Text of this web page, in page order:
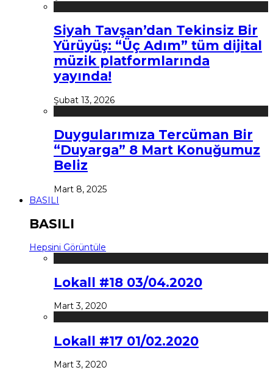
Siyah Tavşan’dan Tekinsiz Bir
Yürüyüş: “Üç Adım” tüm dijital
müzik platformlarında
yayında!
Şubat 13, 2026
Duygularımıza Tercüman Bir
“Duyarga” 8 Mart Konuğumuz
Beliz
Mart 8, 2025
BASILI
BASILI
Hepsini Görüntüle
Lokall #18 03/04.2020
Mart 3, 2020
Lokall #17 01/02.2020
Mart 3, 2020